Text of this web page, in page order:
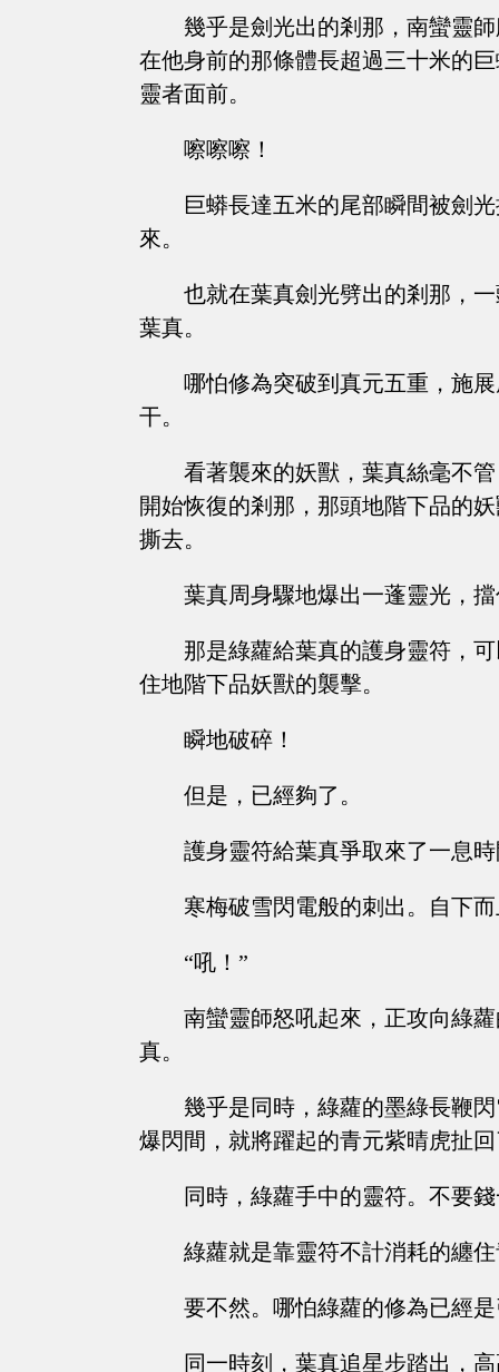
幾乎是劍光出的剎那，南蠻靈
在他身前的那條體長超過三十米的
靈者面前。
嚓嚓嚓！
巨蟒長達五米的尾部瞬間被劍
來。
也就在葉真劍光劈出的剎那，
葉真。
哪怕修為突破到真元五重，施
干。
看著襲來的妖獸，葉真絲毫不
開始恢復的剎那，那頭地階下品的
撕去。
葉真周身驟地爆出一蓬靈光，
那是綠蘿給葉真的護身靈符，
住地階下品妖獸的襲擊。
瞬地破碎！
但是，已經夠了。
護身靈符給葉真爭取來了一息
寒梅破雪閃電般的刺出。自下
“吼！”
南蠻靈師怒吼起來，正攻向綠
真。
幾乎是同時，綠蘿的墨綠長鞭
爆閃間，就將躍起的青元紫晴虎扯
同時，綠蘿手中的靈符。不要
綠蘿就是靠靈符不計消耗的纏
要不然。哪怕綠蘿的修為已經
同一時刻，葉真追星步踏出，